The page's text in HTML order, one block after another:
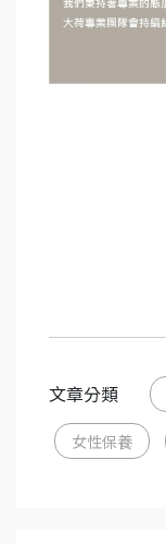
文章分類
女性保養